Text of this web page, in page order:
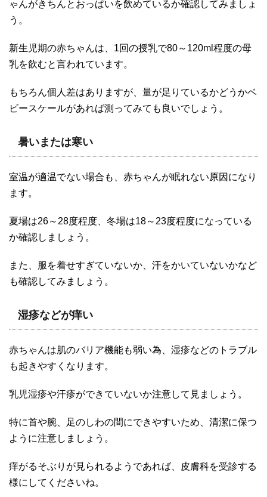
ゃんがきちんとおっぱいを飲めているか確認してみましょ
う。
新生児期の赤ちゃんは、1回の授乳で80～120ml程度の母
乳を飲むと言われています。
もちろん個人差はありますが、量が足りているかどうかベ
ビースケールがあれば測ってみても良いでしょう。
暑いまたは寒い
室温が適温でない場合も、赤ちゃんが眠れない原因になり
ます。
夏場は26～28度程度、冬場は18～23度程度になっている
か確認しましょう。
また、服を着せすぎていないか、汗をかいていないかなど
も確認してみましょう。
湿疹などが痒い
赤ちゃんは肌のバリア機能も弱い為、湿疹などのトラブル
も起きやすくなります。
乳児湿疹や汗疹ができていないか注意して見ましょう。
特に首や腕、足のしわの間にできやすいため、清潔に保つ
ように注意しましょう。
痒がるそぶりが見られるようであれば、皮膚科を受診する
様にしてくださいね。